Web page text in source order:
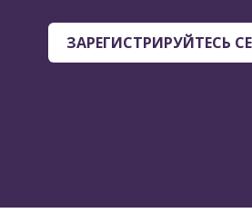
ЗАРЕГИСТРИРУЙТЕСЬ